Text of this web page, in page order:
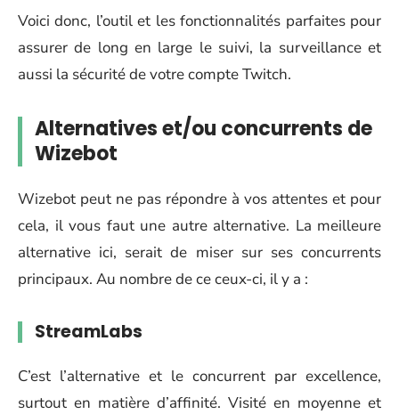
Voici donc, l’outil et les fonctionnalités parfaites pour
assurer de long en large le suivi, la surveillance et
aussi la sécurité de votre compte Twitch.
Alternatives et/ou concurrents de
Wizebot
Wizebot peut ne pas répondre à vos attentes et pour
cela, il vous faut une autre alternative. La meilleure
alternative ici, serait de miser sur ses concurrents
principaux. Au nombre de ce ceux-ci, il y a :
StreamLabs
C’est l’alternative et le concurrent par excellence,
surtout en matière d’affinité. Visité en moyenne et